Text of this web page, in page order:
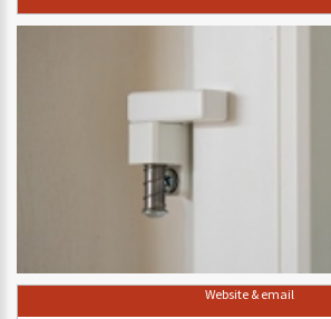
Website & email